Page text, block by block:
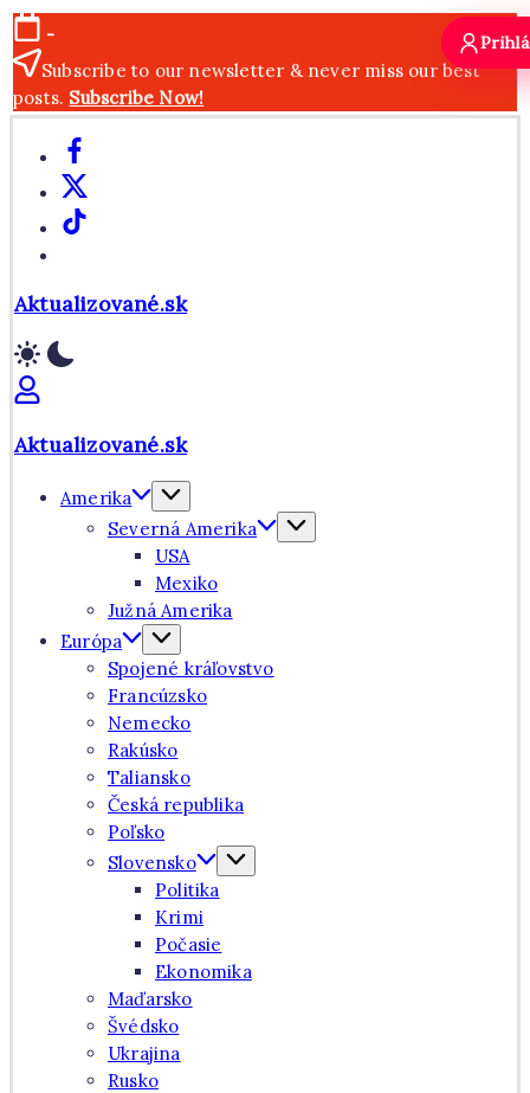
Skip
to
content
-
Subscribe to our newsletter & never miss our best
posts. Subscribe Now!
Facebook
X
TikTok
Aktualizované.sk
Aktualizované.sk
Amerika
Severná Amerika
USA
Mexiko
Južná Amerika
Európa
Spojené kráľovstvo
Francúzsko
Nemecko
Rakúsko
Taliansko
Česká republika
Poľsko
Slovensko
Politika
Krimi
Počasie
Ekonomika
Maďarsko
Švédsko
Ukrajina
Rusko